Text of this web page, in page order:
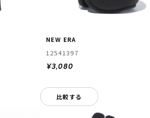
NEW ERA
12541397
¥3,080
比較する